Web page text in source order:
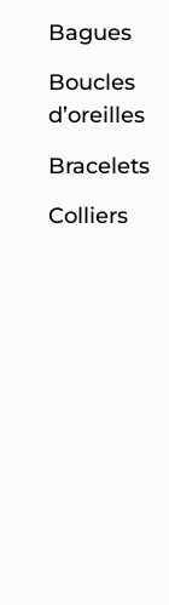
Bagues
Boucles
d’oreilles
Bracelets
Colliers